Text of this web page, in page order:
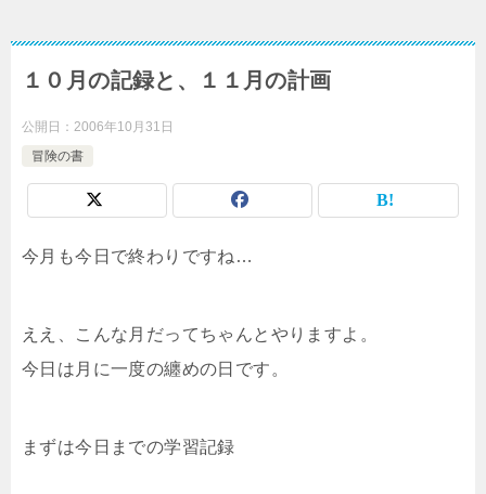
１０月の記録と、１１月の計画
公開日： 2006年10月31日
冒険の書
今月も今日で終わりですね…
ええ、こんな月だってちゃんとやりますよ。
今日は月に一度の纏めの日です。
まずは今日までの学習記録